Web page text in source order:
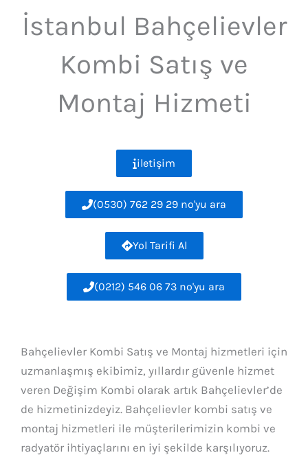
İstanbul Bahçelievler
Kombi Satış ve
Montaj Hizmeti
iletişim
(0530) 762 29 29 no'yu ara
Yol Tarifi Al
(0212) 546 06 73 no'yu ara
Bahçelievler Kombi Satış ve Montaj hizmetleri için
uzmanlaşmış ekibimiz, yıllardır güvenle hizmet
veren Değişim Kombi olarak artık Bahçelievler’de
de hizmetinizdeyiz. Bahçelievler kombi satış ve
montaj hizmetleri ile müşterilerimizin kombi ve
radyatör ihtiyaçlarını en iyi şekilde karşılıyoruz.